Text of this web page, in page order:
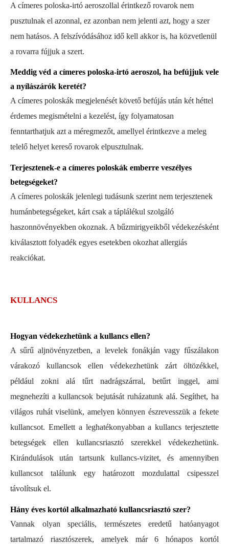
A címeres poloska-irtó aeroszollal érintkező rovarok nem
pusztulnak el azonnal, ez azonban nem jelenti azt, hogy a szer
nem hatásos. A felszívódásához idő kell akkor is, ha közvetlenül
a rovarra fújjuk a szert.
Meddig véd a címeres poloska-irtó aeroszol, ha befújjuk vele
a nyílászárók keretét?
A címeres poloskák megjelenését követő befújás után két héttel
érdemes megismételni a kezelést, így folyamatosan
fenntarthatjuk azt a méregmezőt, amellyel érintkezve a meleg
telelő helyet kereső rovarok elpusztulnak.
Terjesztenek-e a címeres poloskák emberre veszélyes
betegségeket?
A címeres poloskák jelenlegi tudásunk szerint nem terjesztenek
humánbetegségeket, kárt csak a táplálékul szolgáló
haszonnövényekben okoznak. A bűzmirigyeikből védekezésként
kiválasztott folyadék egyes esetekben okozhat allergiás
reakciókat.
KULLANCS
Hogyan védekezhetünk a kullancs ellen?
A sűrű aljnövényzetben, a levelek fonákján vagy fűszálakon
várakozó kullancsok ellen védekezhetünk zárt öltözékkel,
például zokni alá tűrt nadrágszárral, betűrt inggel, ami
megnehezíti a kullancsok bejutását ruházatunk alá. Segíthet, ha
világos ruhát viselünk, amelyen könnyen észrevesszük a fekete
kullancsot. Emellett a leghatékonyabban a kullancs terjesztette
betegségek ellen kullancsriasztó szerekkel védekezhetünk.
Kirándulások után tartsunk kullancs-vizitet, és amennyiben
kullancsot találunk egy határozott mozdulattal csipesszel
távolítsuk el.
Hány éves kortól alkalmazható kullancsriasztó szer?
Vannak olyan speciális, természetes eredetű hatóanyagot
tartalmazó riasztószerek, amelyek már 6 hónapos kortól